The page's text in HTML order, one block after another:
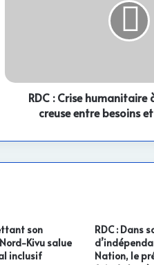
creuse
financement
RDC : Crise humanitaire
creuse entre besoins
son
Kivu salue
inclusif
RDC : Dans
Nation, le